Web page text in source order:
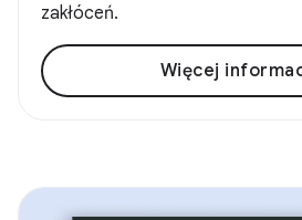
zakłóceń.
Więcej